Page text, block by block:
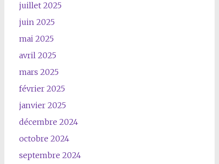
juillet 2025
juin 2025
mai 2025
avril 2025
mars 2025
février 2025
janvier 2025
décembre 2024
octobre 2024
septembre 2024